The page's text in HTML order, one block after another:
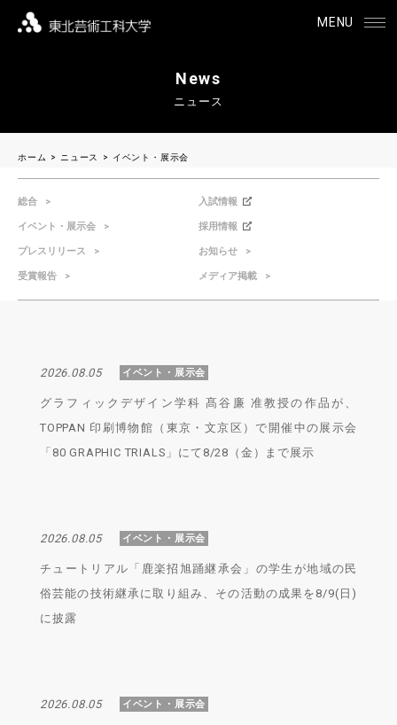
MENU
News
ニュース
ホーム ニュース イベント・展示会
総合 入試情報
イベント・展示会 採用情報
プレスリリース お知らせ
受賞報告 メディア掲載
2026.08.05 イベント・展示会
グラフィックデザイン学科 髙谷廉 准教授の作品が、
TOPPAN 印刷博物館（東京・文京区）で開催中の展示会
「80 GRAPHIC TRIALS」にて8/28（金）まで展示
2026.08.05 イベント・展示会
チュートリアル「鹿楽招旭踊継承会」の学生が地域の民
俗芸能の技術継承に取り組み、その活動の成果を8/9(日)
に披露
2026.08.05 イベント・展示会